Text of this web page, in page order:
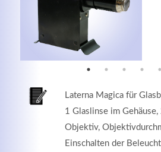
Laterna Magica für
1 Glaslinse im
Objektiv,
Einschalten der